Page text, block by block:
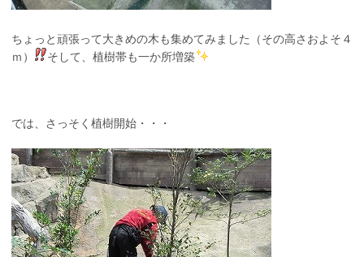
ちょっと頑張って大きめの木も集めてみました（その高さおよそ４
ｍ）
そして、植樹帯も一か所増築
では、さっそく植樹開始・・・